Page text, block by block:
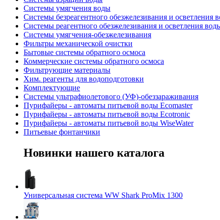
Системы умягчения воды
Системы безреагентного обезжелезивания и осветления
Системы реагентного обезжелезивания и осветления
Системы умягчения-обезжелезивания
Фильтры механической очистки
Бытовые системы обратного осмоса
Коммерческие системы обратного осмоса
Фильтрующие материалы
Хим. реагенты для водоподготовки
Комплектующие
Системы ультрафиолетового (УФ)-обеззараживания
Пурифайеры - автоматы питьевой воды Ecomaster
Пурифайеры - автоматы питьевой воды Ecotronic
Пурифайеры - автоматы питьевой воды WiseWater
Питьевые фонтанчики
Новинки нашего каталога
Универсальная система WW Shark ProMix 1300